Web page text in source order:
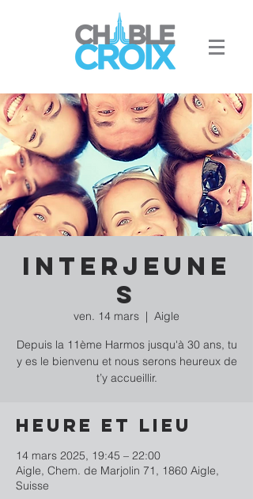
Interjeune
s
ven. 14 mars
  |
Aigle
Depuis la 11ème Harmos jusqu'à 30 ans, tu
y es le bienvenu et nous serons heureux de
t’y accueillir.
Heure et lieu
14 mars 2025, 19:45 – 22:00
Aigle, Chem. de Marjolin 71, 1860 Aigle,
Suisse